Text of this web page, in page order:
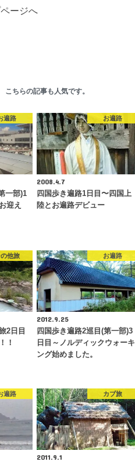
ページへ
こちらの記事も人気です。
遍路
一部)1
迎え
お遍路
2008.4.7
四国歩き遍路1日目〜四国上
陸とお遍路デビュー
の他旅
2日目
！
お遍路
2012.9.25
四国歩き遍路2巡目(第一部)3
日目～ノルディックウォーキ
ング始めました。
遍路 カブ旅
2011.9.1